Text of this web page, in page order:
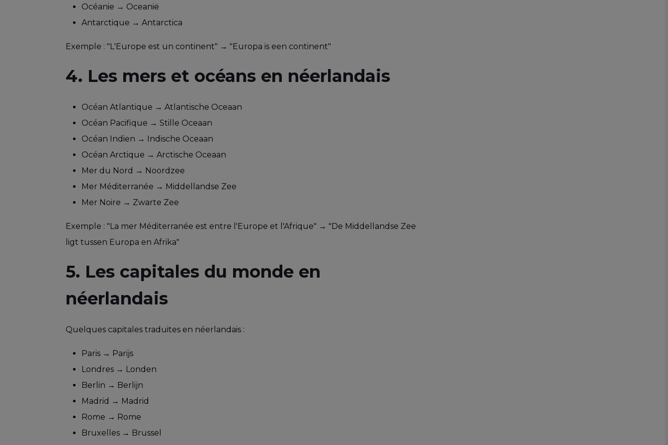
Océanie → Oceanië
Antarctique → Antarctica
Exemple : "L'Europe est un continent" → "Europa is een continent"
4. Les mers et océans en néerlandais
Océan Atlantique → Atlantische Oceaan
Océan Pacifique → Stille Oceaan
Océan Indien → Indische Oceaan
Océan Arctique → Arctische Oceaan
Mer du Nord → Noordzee
Mer Méditerranée → Middellandse Zee
Mer Noire → Zwarte Zee
Exemple : "La mer Méditerranée est entre l'Europe et l'Afrique" → "De Middellandse Zee
ligt tussen Europa en Afrika"
5. Les capitales du monde en
néerlandais
Quelques capitales traduites en néerlandais :
Paris → Parijs
Londres → Londen
Berlin → Berlijn
Madrid → Madrid
Rome → Rome
Bruxelles → Brussel